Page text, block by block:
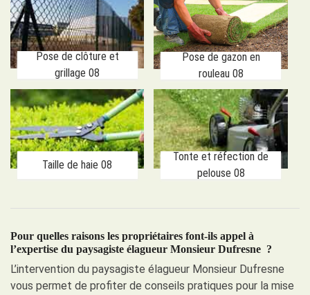
Pose de clôture et
grillage 08
Pose de gazon en
rouleau 08
Taille de haie 08
Tonte et réfection de
pelouse 08
Pour quelles raisons les propriétaires font-ils appel à
l’expertise du paysagiste élagueur Monsieur Dufresne ?
L’intervention du paysagiste élagueur Monsieur Dufresne
vous permet de profiter de conseils pratiques pour la mise